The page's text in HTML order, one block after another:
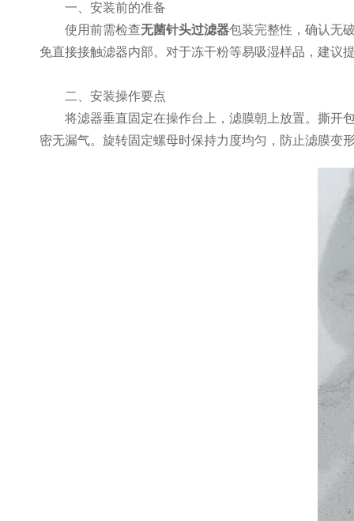
​​一、安装前的准备​​
使用前需检查无菌针头过滤器包装完整性，确认无
免直接接触滤器内部。对于冻干粉等易吸湿样品，建议
​​二、安装操作要点​​
将滤器垂直固定在操作台上，滤膜朝上放置。撕开包
密无漏气。旋转固定螺母时保持力度均匀，防止滤膜变